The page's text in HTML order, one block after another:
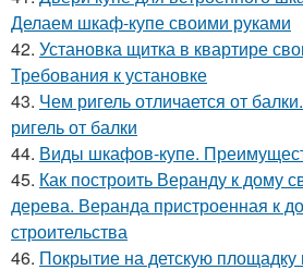
Делаем шкаф-купе своими руками
42. Установка щитка в квартире
Требования к установке
43. Чем ригель отличается от
ригель от балки
44. Виды шкафов-купе.
45. Как построить Веранду к дому
дерева. Веранда пристроенная к
строительства
46. Покрытие на детскую площадку